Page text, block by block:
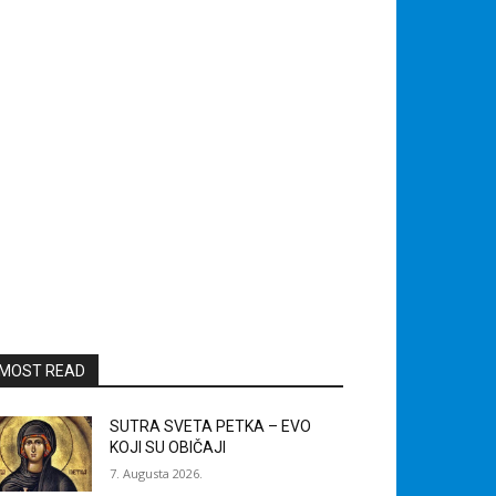
READ
SUTRA SVETA PETKA – EVO
KOJI SU OBIČAJI
7. Augusta 2026.